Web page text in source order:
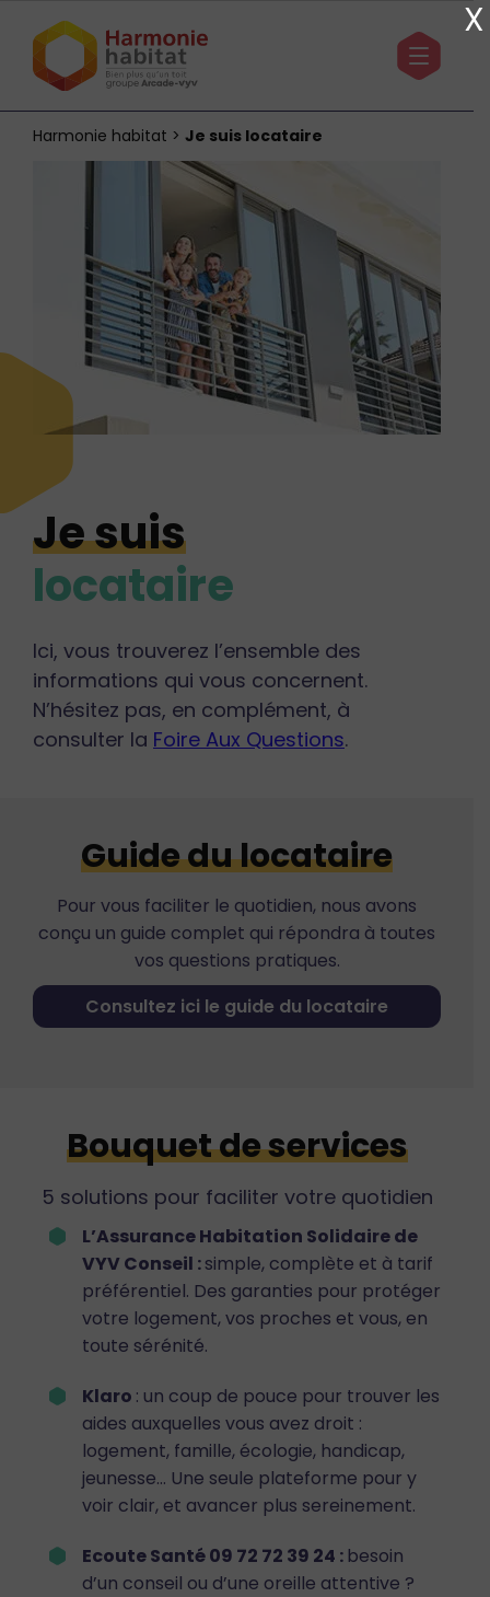
Harmonie habitat > Je suis locataire
Je suis
locataire
Ici, vous trouverez l’ensemble des
informations qui vous concernent.
N’hésitez pas, en complément, à
consulter la Foire Aux Questions.
Guide du locataire
Pour vous faciliter le quotidien, nous avons
conçu un guide complet qui répondra à toutes
vos questions pratiques.
Consultez ici le guide du locataire
Bouquet de services
5 solutions pour faciliter votre quotidien
L’Assurance Habitation Solidaire de
VYV Conseil :simple, complète et à tarif
préférentiel. Des garanties pour protéger
votre logement, vos proches et vous, en
toute sérénité.
Klaro : un coup de pouce pour trouver les
aides auxquelles vous avez droit :
logement, famille, écologie, handicap,
jeunesse… Une seule plateforme pour y
voir clair, et avancer plus sereinement.
Ecoute Santé 09 72 72 39 24 : besoin
d’un conseil ou d’une oreille attentive ?
X